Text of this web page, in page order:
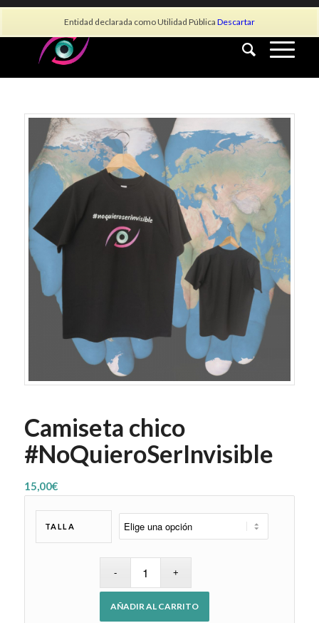
Entidad declarada como Utilidad Pública Descartar
info@asociacionauvea.es
Camiseta chico
#NoQuieroSerInvisible
15,00€
TALLA
AÑADIR AL CARRITO